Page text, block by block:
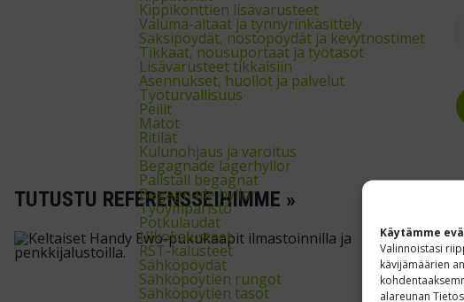
Käytämme
Valinnoistasi
kävijämäärien
alareunan
Kippikonttien lisävarusteet
Valuma-altaat ja tynnyrinkäsittely
Saksipöydät, nostopöydät ja kevytnostimet
Tikkaat, nousuportaat ja työtasot
Lisävarusteet tikkaisiin
Asennukset, huollot ja palvelut
Työturvallisuus
Peilit
Matot
Ritilät
Kulunohjaus ja varoitus
Begagnade lagerhyllor
Pallställ begagnat
Begagnade hyllor
Työympäristö
Potkulaudat
Ulkokalusteet
RST-kalusteet
Sähköpöydät
Sähköpöytien rungot
Sähköpöytien tasot
TUTUSTU REFERENSSEIHIMME »